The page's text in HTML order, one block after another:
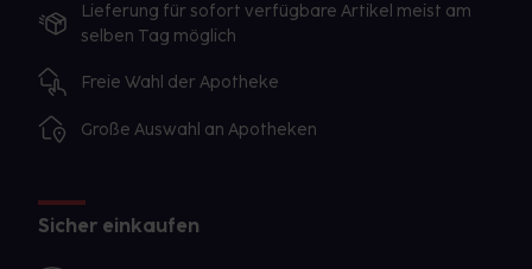
Lieferung für sofort verfügbare Artikel meist am
selben Tag möglich
Freie Wahl der Apotheke
Große Auswahl an Apotheken
Sicher einkaufen